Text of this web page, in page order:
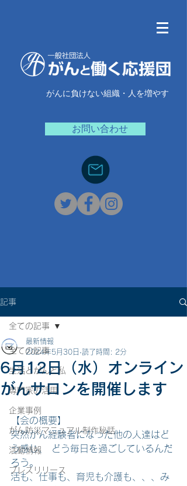
がんに負けない組織・人を増やす
お問い合わせ
記事
全ての記事
生活とがんと私
専門家の活用
企業事例
がん防災マニュアル制作秘話
活動情報
プレスリリース
全ての記事
6月12日（水）オンライン
がんサロンを開催します
最新情報
2024年5月30日 読了時間: 2分
【会の概要】
突然がん経験者になった他の人達はど
う感じ、 どう毎日を過ごしているんだ
ろう。
活も、仕事も、育児も介護も、、、み